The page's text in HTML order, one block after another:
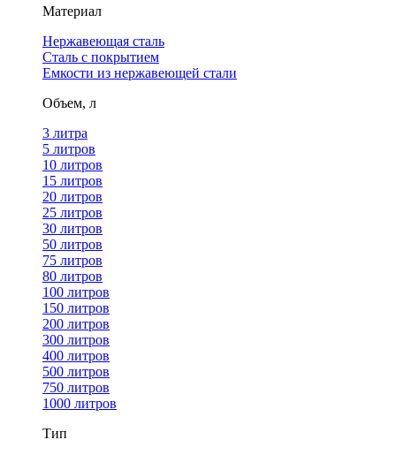
Материал
Нержавеющая сталь
Сталь с покрытием
Емкости из нержавеющей стали
Объем, л
3 литра
5 литров
10 литров
15 литров
20 литров
25 литров
30 литров
50 литров
75 литров
80 литров
100 литров
150 литров
200 литров
300 литров
400 литров
500 литров
750 литров
1000 литров
Тип